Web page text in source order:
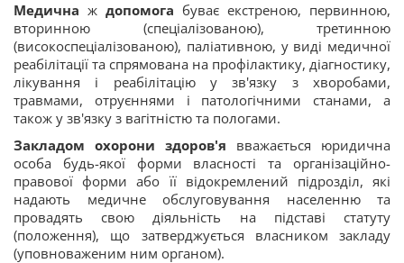
Медична ж допомога буває екстреною, первинною,
вторинною (спеціалізованою), третинною
(високоспеціалізованою), паліативною, у виді медичної
реабілітації та спрямована на профілактику, діагностику,
лікування і реабілітацію у зв'язку з хворобами,
травмами, отруєннями і патологічними станами, а
також у зв'язку з вагітністю та пологами.
Закладом охорони здоров'я вважається юридична
особа будь-якої форми власності та організаційно-
правової форми або її відокремлений підрозділ, які
надають медичне обслуговування населеннюта
провадять свою діяльність на підставі статуту
(положення), що затверджується власником закладу
(уповноваженим ним органом).